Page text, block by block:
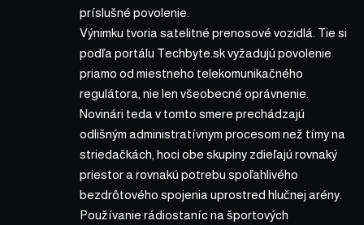
príslušné povolenie.
Výnimku tvoria satelitné prenosové vozidlá. Tie si
podľa portálu Techbyte.sk vyžadujú povolenie
priamo od miestneho telekomunikačného
regulátora, nie len všeobecné oprávnenie.
Novinári teda v tomto smere prechádzajú
odlišným administratívnym procesom než tímy na
striedačkách, hoci obe skupiny zdieľajú rovnaký
priestor a rovnakú potrebu spoľahlivého
bezdrôtového spojenia uprostred hlučnej arény.
Používanie rádiostaníc na športových